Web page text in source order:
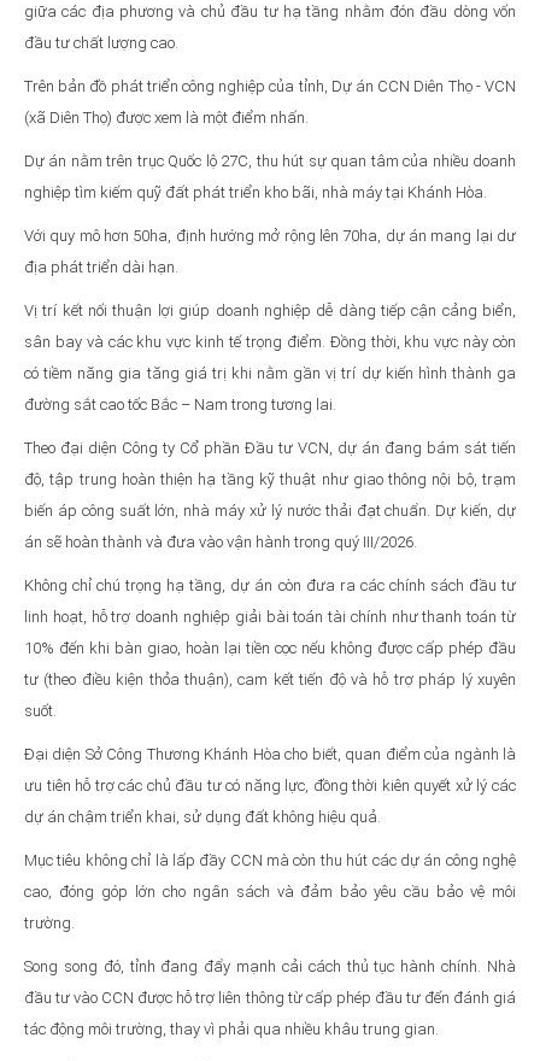
giữa các địa phương và chủ đầu tư hạ tầng nhằm đón đầu dòng vốn
đầu tư chất lượng cao.
Trên bản đồ phát triển công nghiệp của tỉnh, Dự án CCN Diên Thọ - VCN
(xã Diên Thọ) được xem là một điểm nhấn.
Dự án nằm trên trục Quốc lộ 27C, thu hút sự quan tâm của nhiều doanh
nghiệp tìm kiếm quỹ đất phát triển kho bãi, nhà máy tại Khánh Hòa.
Với quy mô hơn 50ha, định hướng mở rộng lên 70ha, dự án mang lại dư
địa phát triển dài hạn.
Vị trí kết nối thuận lợi giúp doanh nghiệp dễ dàng tiếp cận cảng biển,
sân bay và các khu vực kinh tế trọng điểm. Đồng thời, khu vực này còn
có tiềm năng gia tăng giá trị khi nằm gần vị trí dự kiến hình thành ga
đường sắt cao tốc Bắc – Nam trong tương lai.
Theo đại diện Công ty Cổ phần Đầu tư VCN, dự án đang bám sát tiến
độ, tập trung hoàn thiện hạ tầng kỹ thuật như giao thông nội bộ, trạm
biến áp công suất lớn, nhà máy xử lý nước thải đạt chuẩn. Dự kiến, dự
án sẽ hoàn thành và đưa vào vận hành trong quý III/2026.
Không chỉ chú trọng hạ tầng, dự án còn đưa ra các chính sách đầu tư
linh hoạt, hỗ trợ doanh nghiệp giải bài toán tài chính như thanh toán từ
10% đến khi bàn giao, hoàn lại tiền cọc nếu không được cấp phép đầu
tư (theo điều kiện thỏa thuận), cam kết tiến độ và hỗ trợ pháp lý xuyên
suốt.
Đại diện Sở Công Thương Khánh Hòa cho biết, quan điểm của ngành là
ưu tiên hỗ trợ các chủ đầu tư có năng lực, đồng thời kiên quyết xử lý các
dự án chậm triển khai, sử dụng đất không hiệu quả.
Mục tiêu không chỉ là lấp đầy CCN mà còn thu hút các dự án công nghệ
cao, đóng góp lớn cho ngân sách và đảm bảo yêu cầu bảo vệ môi
trường.
Song song đó, tỉnh đang đẩy mạnh cải cách thủ tục hành chính. Nhà
đầu tư vào CCN được hỗ trợ liên thông từ cấp phép đầu tư đến đánh giá
tác động môi trường, thay vì phải qua nhiều khâu trung gian.